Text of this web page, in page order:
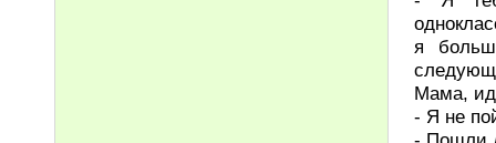
я
Мама,
- Я не